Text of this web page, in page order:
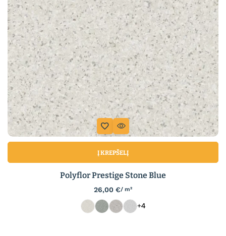
Į KREPŠELĮ
Polyflor Prestige Stone Blue
26,00 €/ m²
+4